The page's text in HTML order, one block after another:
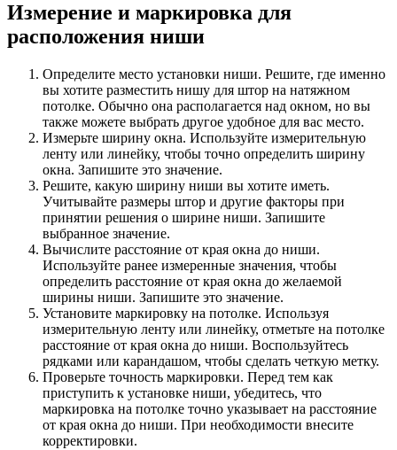
Измерение и маркировка для
расположения ниши
Определите место установки ниши. Решите, где именно
вы хотите разместить нишу для штор на натяжном
потолке. Обычно она располагается над окном, но вы
также можете выбрать другое удобное для вас место.
Измерьте ширину окна. Используйте измерительную
ленту или линейку, чтобы точно определить ширину
окна. Запишите это значение.
Решите, какую ширину ниши вы хотите иметь.
Учитывайте размеры штор и другие факторы при
принятии решения о ширине ниши. Запишите
выбранное значение.
Вычислите расстояние от края окна до ниши.
Используйте ранее измеренные значения, чтобы
определить расстояние от края окна до желаемой
ширины ниши. Запишите это значение.
Установите маркировку на потолке. Используя
измерительную ленту или линейку, отметьте на потолке
расстояние от края окна до ниши. Воспользуйтесь
рядками или карандашом, чтобы сделать четкую метку.
Проверьте точность маркировки. Перед тем как
приступить к установке ниши, убедитесь, что
маркировка на потолке точно указывает на расстояние
от края окна до ниши. При необходимости внесите
корректировки.